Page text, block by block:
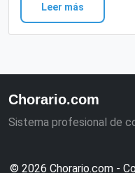
Leer más
Chorario.com
Sistema profesional de
© 2026 Chorario.com -